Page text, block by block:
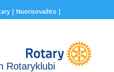
| Nuorisovaihto |
Rotaryklubi